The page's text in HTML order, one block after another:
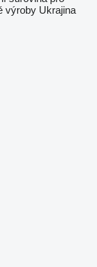
výroby Ukrajina